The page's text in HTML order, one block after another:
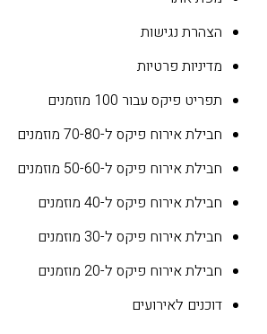
הצהרת נגישות
מדיניות פרטיות
תפריט פיקס עבור 100 מוזמנים
חבילת אירוח פיקס ל-70-80 מוזמנים
חבילת אירוח פיקס ל-50-60 מוזמנים
חבילת אירוח פיקס ל-40 מוזמנים
חבילת אירוח פיקס ל-30 מוזמנים
חבילת אירוח פיקס ל-20 מוזמנים
דוכנים לאירועים